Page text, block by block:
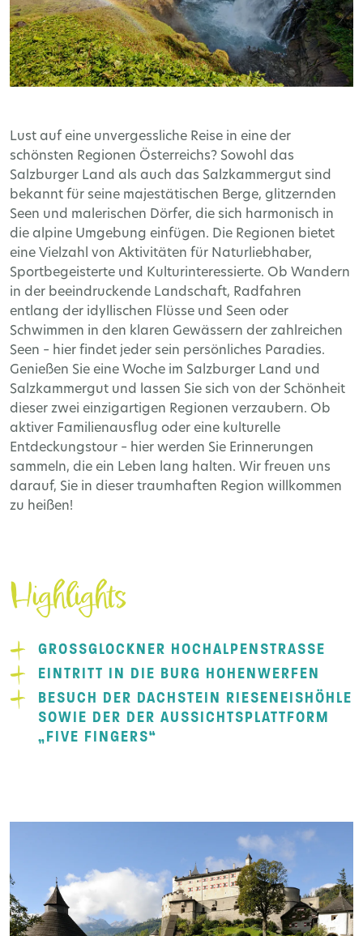
Lust auf eine unvergessliche Reise in eine der
schönsten Regionen Österreichs? Sowohl das
Salzburger Land als auch das Salzkammergut sind
bekannt für seine majestätischen Berge, glitzernden
Seen und malerischen Dörfer, die sich harmonisch in
die alpine Umgebung einfügen. Die Regionen bietet
eine Vielzahl von Aktivitäten für Naturliebhaber,
Sportbegeisterte und Kulturinteressierte. Ob Wandern
in der beeindruckende Landschaft, Radfahren
entlang der idyllischen Flüsse und Seen oder
Schwimmen in den klaren Gewässern der zahlreichen
Seen – hier findet jeder sein persönliches Paradies.
Genießen Sie eine Woche im Salzburger Land und
Salzkammergut und lassen Sie sich von der Schönheit
dieser zwei einzigartigen Regionen verzaubern. Ob
aktiver Familienausflug oder eine kulturelle
Entdeckungstour – hier werden Sie Erinnerungen
sammeln, die ein Leben lang halten. Wir freuen uns
darauf, Sie in dieser traumhaften Region willkommen
zu heißen!
Highlights
GROSSGLOCKNER HOCHALPENSTRASSE
EINTRITT IN DIE BURG HOHENWERFEN
BESUCH DER DACHSTEIN RIESENEISHÖHLE
SOWIE DER DER AUSSICHTSPLATTFORM
„FIVE FINGERS“